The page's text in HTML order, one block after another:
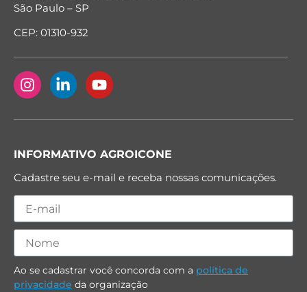
São Paulo – SP
CEP: 01310-932
INFORMATIVO AGROICONE
Cadastre seu e-mail e receba nossas comunicações.
Ao se cadastrar você concorda com a política de
privacidade da organização